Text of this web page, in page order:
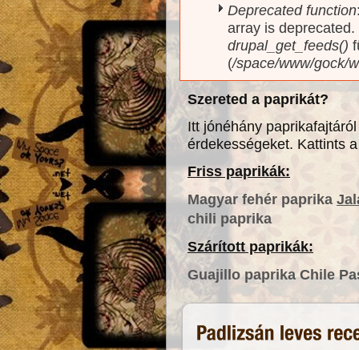
Deprecated function
array is
drupal_get_feeds()
(/space/www/gock/
Szereted a paprikát?
Itt jónéhány
érdekességeket. Kattints
Friss paprikák:
Magyar fehér paprika
chili paprika
Szárított paprikák:
Guajillo paprika Chile